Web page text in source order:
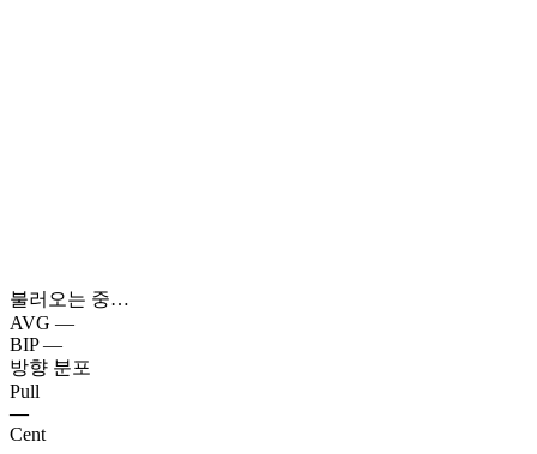
불러오는 중…
AVG —
BIP —
방향 분포
Pull
—
Cent